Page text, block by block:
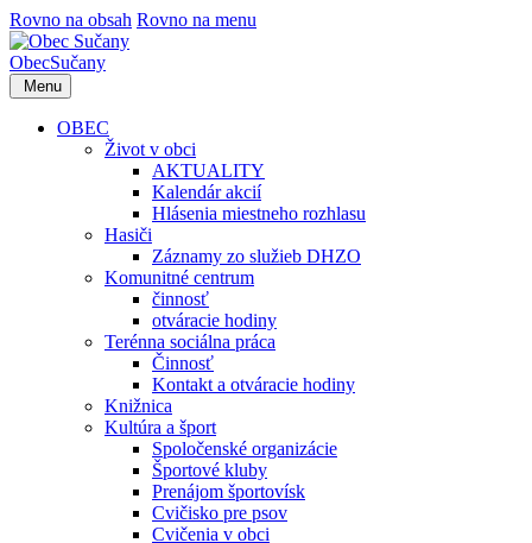
Rovno na obsah Rovno na menu
ObecSučany
Menu
OBEC
Život v obci
AKTUALITY
Kalendár akcií
Hlásenia miestneho rozhlasu
Hasiči
Záznamy zo služieb DHZO
Komunitné centrum
činnosť
otváracie hodiny
Terénna sociálna práca
Činnosť
Kontakt a otváracie hodiny
Knižnica
Kultúra a šport
Spoločenské organizácie
Športové kluby
Prenájom športovísk
Cvičisko pre psov
Cvičenia v obci